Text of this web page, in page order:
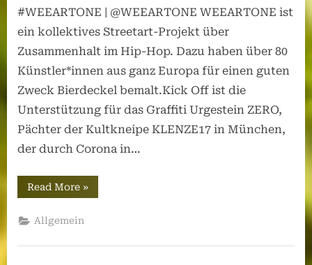
#WEEARTONE | @WEEARTONE WEEARTONE ist
ein kollektives Streetart-Projekt über
Zusammenhalt im Hip-Hop. Dazu haben über 80
Künstler*innen aus ganz Europa für einen guten
Zweck Bierdeckel bemalt.Kick Off ist die
Unterstützung für das Graffiti Urgestein ZERO,
Pächter der Kultkneipe KLENZE17 in München,
der durch Corona in…
Read More“WEEARTONE
–
Klenze
»
Allgemein